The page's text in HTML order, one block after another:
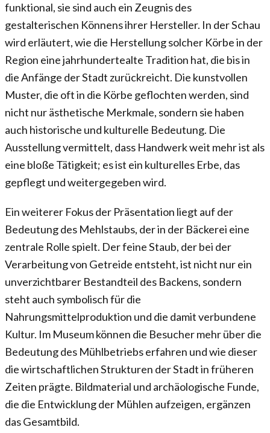
funktional, sie sind auch ein Zeugnis des
gestalterischen Könnens ihrer Hersteller. In der Schau
wird erläutert, wie die Herstellung solcher Körbe in der
Region eine jahrhundertealte Tradition hat, die bis in
die Anfänge der Stadt zurückreicht. Die kunstvollen
Muster, die oft in die Körbe geflochten werden, sind
nicht nur ästhetische Merkmale, sondern sie haben
auch historische und kulturelle Bedeutung. Die
Ausstellung vermittelt, dass Handwerk weit mehr ist als
eine bloße Tätigkeit; es ist ein kulturelles Erbe, das
gepflegt und weitergegeben wird.
Ein weiterer Fokus der Präsentation liegt auf der
Bedeutung des Mehlstaubs, der in der Bäckerei eine
zentrale Rolle spielt. Der feine Staub, der bei der
Verarbeitung von Getreide entsteht, ist nicht nur ein
unverzichtbarer Bestandteil des Backens, sondern
steht auch symbolisch für die
Nahrungsmittelproduktion und die damit verbundene
Kultur. Im Museum können die Besucher mehr über die
Bedeutung des Mühlbetriebs erfahren und wie dieser
die wirtschaftlichen Strukturen der Stadt in früheren
Zeiten prägte. Bildmaterial und archäologische Funde,
die die Entwicklung der Mühlen aufzeigen, ergänzen
das Gesamtbild.